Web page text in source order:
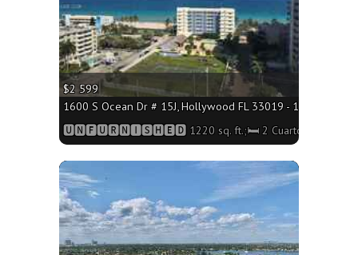
$2 599
1600 S Ocean Dr # 15J, Hollywood FL 33019 - 1220 sq.
🆄🅽🅵🆄🆁🅽🅸🆂🅷🅴🅳 1220 sq. ft.;🛏 2 Cuartos/🛁2
More